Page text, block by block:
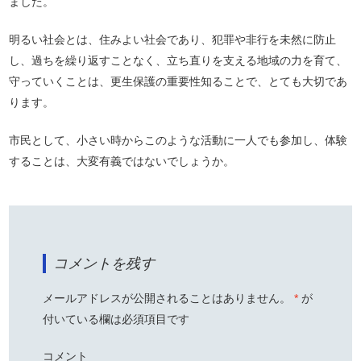
明るい社会とは、住みよい社会であり、犯罪や非行を未然に防止
し、過ちを繰り返すことなく、立ち直りを支える地域の力を育て、
守っていくことは、更生保護の重要性知ることで、とても大切であ
ります。
市民として、小さい時からこのような活動に一人でも参加し、体験
することは、大変有義ではないでしょうか。
コメントを残す
メールアドレスが公開されることはありません。 * が
付いている欄は必須項目です
コメント